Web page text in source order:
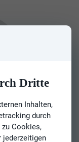
Dritte
Inhalten,
durch
Cookies,
jederzeitigen